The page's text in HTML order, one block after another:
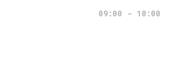
09:00 - 10:00